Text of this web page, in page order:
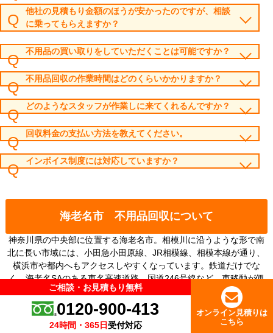
ご相談・お見積もり無料
0120-900-413
24時間・365日受付対応
オンライン見積りは
こちら
他社の見積もり金額のほうが安かったのですが、相談
に乗ってもらえますか？
不用品の買い取りをしていただくことは可能ですか？
不用品回収の作業時間はどのくらいかかりますか？
どのようなスタッフが作業しに来てくれるんですか？
回収料金の支払い方法を教えてください。
インボイス制度には対応していますか？
海老名市 不用品回収について
神奈川県の中央部に位置する海老名市。相模川に沿うような形で南
北に長い市域には、小田急小田原線、JR相模線、相模本線が通り、
横浜市や都内へもアクセスしやすくなっています。鉄道だけでな
く、海老名SAのある東名高速道路、国道246号線など、車移動が便
利であることも住みやすいエリアのポイントとなっています。
下記が特にご相談が多いエリアになっております。
東柏ケ谷
中央
ご相談・お見積もり無料
0120-900-413
24時間・365日受付対応
オンライン見積りは
こちら